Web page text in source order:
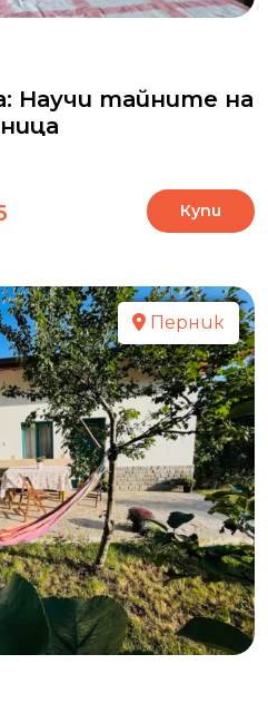
Научи тайните на
Купи
Перник